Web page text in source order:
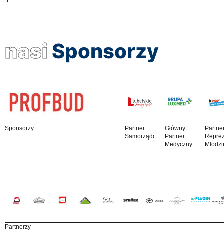
nasi Sponsorzy
Sponsorzy
Partner
Samorządowy
Główny
Partner
Medyczny
Partnerzy